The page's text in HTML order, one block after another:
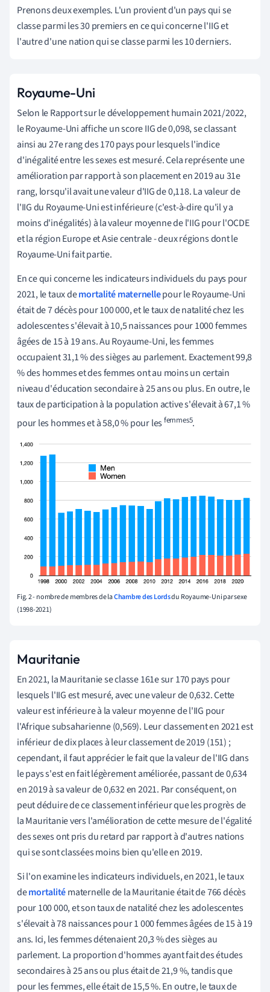
Prenons deux exemples. L'un provient d'un pays qui se
classe parmi les 30 premiers en ce qui concerne l'IIG et
l'autre d'une nation qui se classe parmi les 10 derniers.
Royaume-Uni
Selon le Rapport sur le développement humain 2021/2022,
le Royaume-Uni affiche un score IIG de 0,098, se classant
ainsi au 27e rang des 170 pays pour lesquels l'indice
d'inégalité entre les sexes est mesuré. Cela représente une
amélioration par rapport à son placement en 2019 au 31e
rang, lorsqu'il avait une valeur d'IIG de 0,118. La valeur de
l'IIG du Royaume-Uni est inférieure (c'est-à-dire qu'il y a
moins d'inégalités) à la valeur moyenne de l'IIG pour l'OCDE
et la région Europe et Asie centrale - deux régions dont le
Royaume-Uni fait partie.
En ce qui concerne les indicateurs individuels du pays pour
2021, le taux demortalité maternellepour le Royaume-Uni
était de 7 décès pour 100 000, et le taux de natalité chez les
adolescentes s'élevait à 10,5 naissances pour 1000 femmes
âgées de 15 à 19 ans. Au Royaume-Uni, les femmes
occupaient 31,1 % des sièges au parlement. Exactement 99,8
% des hommes et des femmes ont au moins un certain
niveau d'éducation secondaire à 25 ans ou plus. En outre, le
taux de participation à la population active s'élevait à 67,1 %
pour les hommes et à 58,0 % pour lesfemmes5.
Fig. 2 - nombre de membres de laChambre des Lordsdu Royaume-Uni par sexe
(1998-2021)
Mauritanie
En 2021, la Mauritanie se classe 161e sur 170 pays pour
lesquels l'IIG est mesuré, avec une valeur de 0,632. Cette
valeur est inférieure à la valeur moyenne de l'IIG pour
l'Afrique subsaharienne (0,569). Leur classement en 2021 est
inférieur de dix places à leur classement de 2019 (151) ;
cependant, il faut apprécier le fait que la valeur de l'IIG dans
le pays s'est en fait légèrement améliorée, passant de 0,634
en 2019 à sa valeur de 0,632 en 2021. Par conséquent, on
peut déduire de ce classement inférieur que les progrès de
la Mauritanie vers l'amélioration de cette mesure de l'égalité
des sexes ont pris du retard par rapport à d'autres nations
qui se sont classées moins bien qu'elle en 2019.
Si l'on examine les indicateurs individuels, en 2021, le taux
demortalitématernelle de la Mauritanie était de 766 décès
pour 100 000, et son taux de natalité chez les adolescentes
s'élevait à 78 naissances pour 1 000 femmes âgées de 15 à 19
ans. Ici, les femmes détenaient 20,3 % des sièges au
parlement. La proportion d'hommes ayant fait des études
secondaires à 25 ans ou plus était de 21,9 %, tandis que
pour les femmes, elle était de 15,5 %. En outre, le taux de